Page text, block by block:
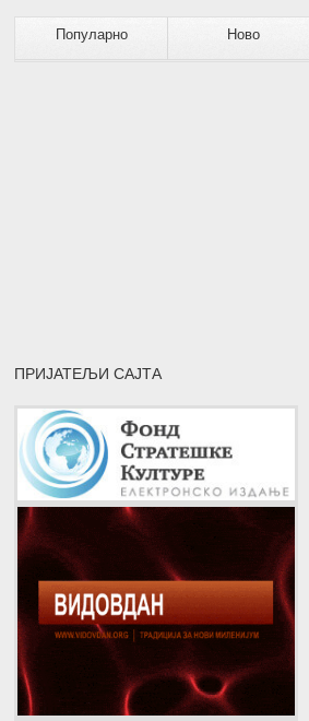
Популарно Ново
ПРИЈАТЕЉИ САЈТА